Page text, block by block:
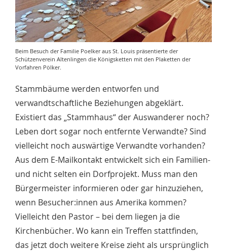
Beim Besuch der Familie Poelker aus St. Louis präsentierte der
Schützenverein Altenlingen die Königsketten mit den Plaketten der
Vorfahren Pölker.
Stammbäume werden entworfen und
verwandtschaftliche Beziehungen abgeklärt.
Existiert das „Stammhaus“ der Auswanderer noch?
Leben dort sogar noch entfernte Verwandte? Sind
vielleicht noch auswärtige Verwandte vorhanden?
Aus dem E-Mailkontakt entwickelt sich ein Familien-
und nicht selten ein Dorfprojekt. Muss man den
Bürgermeister informieren oder gar hinzuziehen,
wenn Besucher:innen aus Amerika kommen?
Vielleicht den Pastor – bei dem liegen ja die
Kirchenbücher. Wo kann ein Treffen stattfinden,
das jetzt doch weitere Kreise zieht als ursprünglich